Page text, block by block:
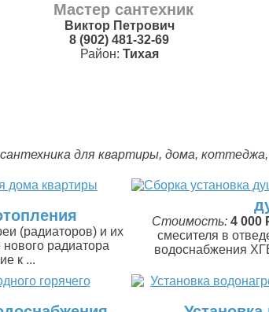
Мастер сантехник
Виктор Петрович
8 (902) 481-32-69
Район: Тихая
для квартиры, дома,
(радиаторов) и их
радиатора
к ...
Стоимость: 4 000
смесителя в
водоснабжения